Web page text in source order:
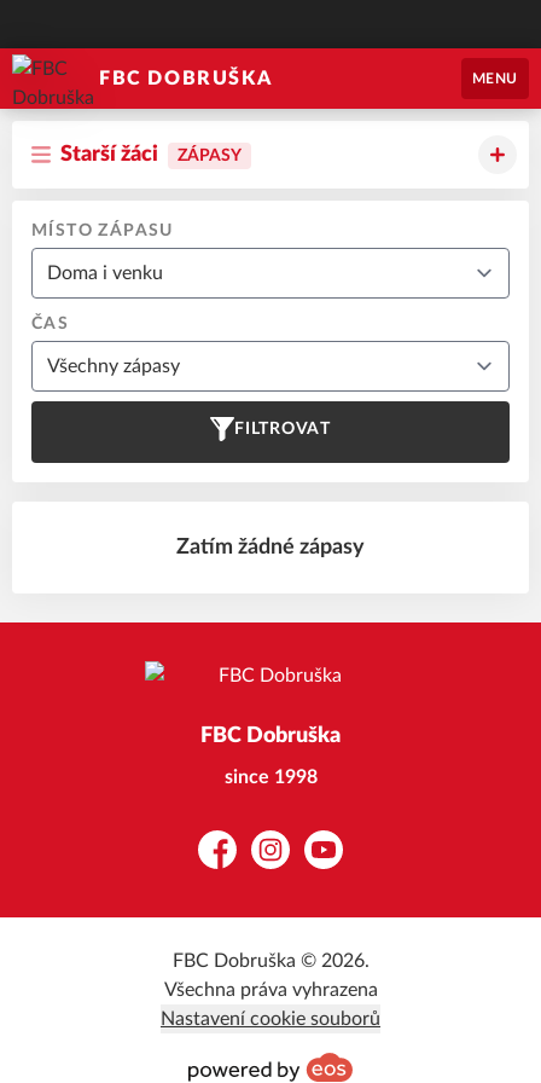
FBC DOBRUŠKA MENU
Starší žáci ZÁPASY
MÍSTO ZÁPASU
ČAS
FILTROVAT
Zatím žádné zápasy
FBC Dobruška
since 1998
FacebookInstagramYouTube
FBC Dobruška © 2026.
Všechna práva vyhrazena
Nastavení cookie souborů